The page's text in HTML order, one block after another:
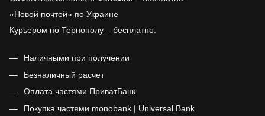
«Новой почтой» по Украине
Курьером по Тернополу – бесплатно.
Наличными при получении
Безналичный расчет
Оплата частями ПриватБанк
Покупка частями monobank | Universal Bank